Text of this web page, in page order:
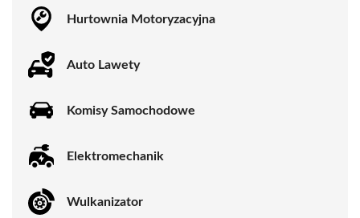
Hurtownia Motoryzacyjna
Auto Lawety
Komisy Samochodowe
Elektromechanik
Wulkanizator